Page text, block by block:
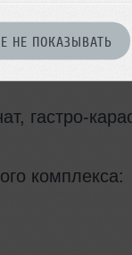
НЕ ПОКАЗЫВАТЬ
кв. м.
500
гастро-
комплекса: